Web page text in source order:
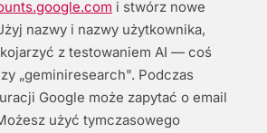
i stwórz nowe
nazwy i nazwy użytkownika,
z testowaniem AI — coś
„geminiresearch". Podczas
Google może zapytać o email
użyć tymczasowego